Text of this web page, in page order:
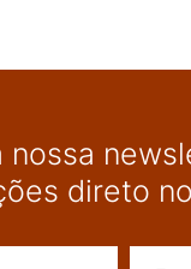
nossa
direto